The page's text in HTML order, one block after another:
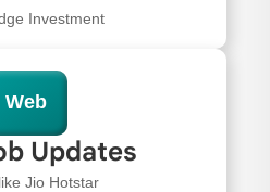
Investment
Web
Updates
Jio Hotstar